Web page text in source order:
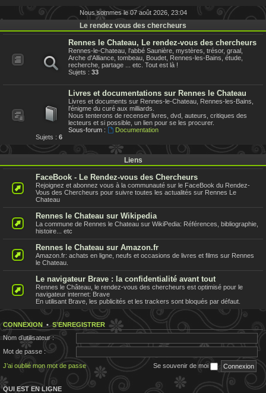
Nous sommes le 07 août 2026, 23:04
Le rendez vous des chercheurs
Rennes le Chateau, Le rendez-vous des chercheurs
Rennes-le-Chateau, l'abbé Saunière, mystères, trésor, graal,
Arche d'Alliance, tombeau, Boudet, Rennes-les-Bains, étude,
recherche, partage ... etc. Tout est là !
Sujets : 33
Livres et documentations sur Rennes le Chateau
Livres et documents sur Rennes-le-Chateau, Rennes-les-Bains,
l'énigme du curé aux milliards.
Nous tenterons de recenser livres, dvd, auteurs, critiques des
lecteurs et si possible, un lien pour se les procurer.
Sous-forum :
Documentation
Sujets : 6
Liens
FaceBook - Le Rendez-vous des Chercheurs
Rejoignez et abonnez vous à la communauté sur le FaceBook du Rendez-
Vous des Chercheurs pour suivre toutes les actualités sur Rennes Le
Chateau
Rennes le Chateau sur Wikipedia
La commune de Rennes le Chateau sur WikiPedia: Références, bibliographie,
histoire... etc
Rennes le Chateau sur Amazon.fr
Amazon.fr: achats en ligne, neufs et occasions de livres et films sur Rennes
le Chateau.
Le navigateur Brave : la confidentialité avant tout
Rennes le Château, le rendez-vous des chercheurs est optimisé pour le
navigateur internet: Brave
En utilisant Brave, les publicités et les trackers sont bloqués par défaut.
CONNEXION •S’ENREGISTRER
Nom d’utilisateur :
Mot de passe :
J’ai oublié mon mot de passe
Se souvenir de moi
QUI EST EN LIGNE